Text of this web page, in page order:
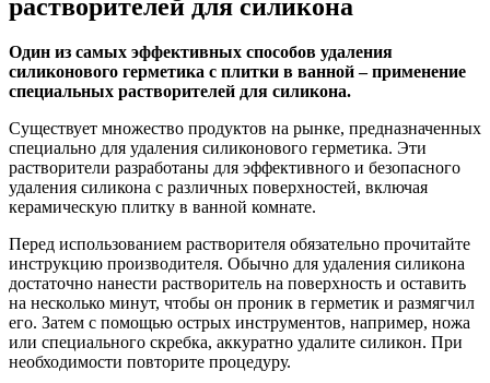
растворителей для силикона
Один из самых эффективных способов удаления
силиконового герметика с плитки в ванной – применение
специальных растворителей для силикона.
Существует множество продуктов на рынке, предназначенных
специально для удаления силиконового герметика. Эти
растворители разработаны для эффективного и безопасного
удаления силикона с различных поверхностей, включая
керамическую плитку в ванной комнате.
Перед использованием растворителя обязательно прочитайте
инструкцию производителя. Обычно для удаления силикона
достаточно нанести растворитель на поверхность и оставить
на несколько минут, чтобы он проник в герметик и размягчил
его. Затем с помощью острых инструментов, например, ножа
или специального скребка, аккуратно удалите силикон. При
необходимости повторите процедуру.